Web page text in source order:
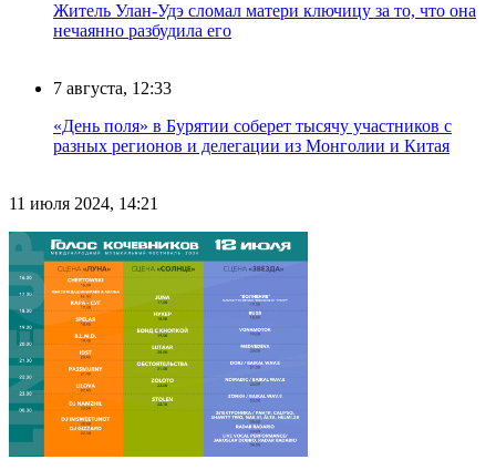
Житель Улан-Удэ сломал матери ключицу за то, что она
нечаянно разбудила его
7 августа, 12:33
«День поля» в Бурятии соберет тысячу участников с
разных регионов и делегации из Монголии и Китая
11 июля 2024, 14:21